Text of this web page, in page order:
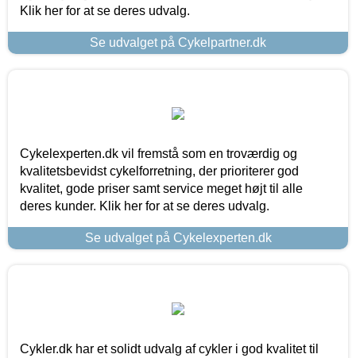
Klik her for at se deres udvalg.
Se udvalget på Cykelpartner.dk
Cykelexperten.dk vil fremstå som en troværdig og
kvalitetsbevidst cykelforretning, der prioriterer god
kvalitet, gode priser samt service meget højt til alle
deres kunder. Klik her for at se deres udvalg.
Se udvalget på Cykelexperten.dk
Cykler.dk har et solidt udvalg af cykler i god kvalitet til